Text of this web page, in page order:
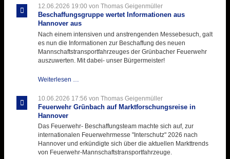
ihre
Hitzebelastung
12.06.2026 19:00 von Thomas Geigenmüller
Beschaffungsgruppe wertet Informationen aus
Hannover aus
Nach einem intensiven und anstrengenden Messebesuch, galt
es nun die Informationen zur Beschaffung des neuen
Mannschaftstransportfahrzeuges der Grünbacher Feuerwehr
auszuwerten. Mit dabei- unser Bürgermeister!
Weiterlesen …
Informationen
aus
aus
10.06.2026 17:56 von Thomas Geigenmüller
Feuerwehr Grünbach auf Marktforschungsreise in
Hannover
Das Feuerwehr- Beschaffungsteam machte sich auf, zur
internationalen Feuerwehrmesse "Interschutz" 2026 nach
Hannover und erkündigte sich über die aktuellen Markttrends
von Feuerwehr-Mannschaftstransportfahrzeuge.